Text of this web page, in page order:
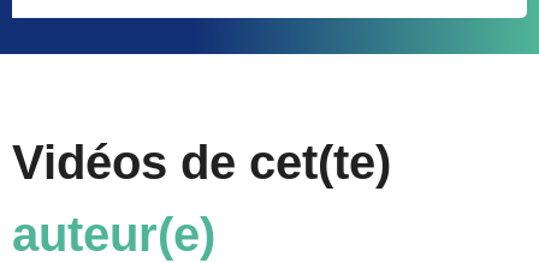
Vidéos de cet(te)
auteur(e)